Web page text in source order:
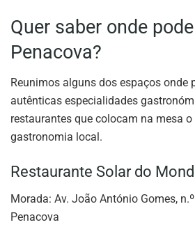
Quer saber onde
Penacova?
Reunimos alguns dos espaços onde
autênticas especialidades
restaurantes que colocam na mesa
gastronomia local.
Restaurante Solar do
Morada: Av. João António Gomes,
Penacova